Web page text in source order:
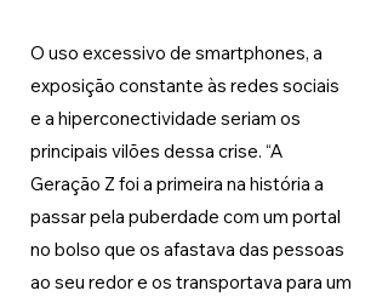
O uso excessivo de smartphones, a
exposição constante às redes sociais
e a hiperconectividade seriam os
principais vilões dessa crise. “A
Geração Z foi a primeira na história a
passar pela puberdade com um portal
no bolso que os afastava das pessoas
ao seu redor e os transportava para um